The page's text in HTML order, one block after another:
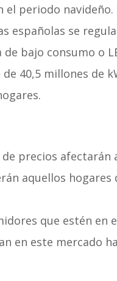
periodo navideño.
españolas se
bajo consumo o
40,5 millones de
precios afectarán
aquellos hogares
que estén en
en este mercado